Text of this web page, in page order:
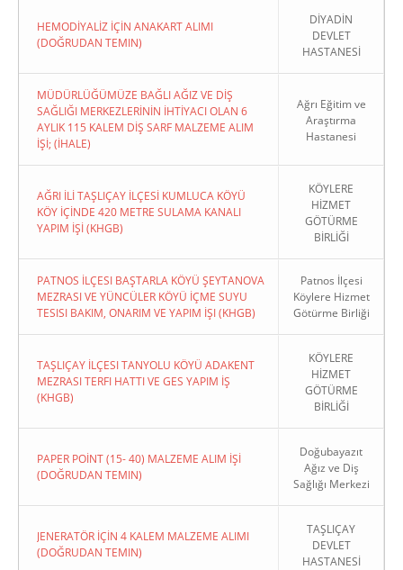
HEMODİYALİZ İÇİN ANAKART ALIMI
(DOĞRUDAN TEMIN)
DİYADİN
DEVLET
HASTANESİ
MÜDÜRLÜĞÜMÜZE BAĞLI AĞIZ VE DİŞ
SAĞLIĞI MERKEZLERİNİN İHTİYACI OLAN 6
AYLIK 115 KALEM DİŞ SARF MALZEME ALIM
İŞİ; (İHALE)
Ağrı Eğitim ve
Araştırma
Hastanesi
AĞRI İLİ TAŞLIÇAY İLÇESİ KUMLUCA KÖYÜ
KÖY İÇİNDE 420 METRE SULAMA KANALI
YAPIM İŞİ (KHGB)
KÖYLERE
HİZMET
GÖTÜRME
BİRLİĞİ
PATNOS İLÇESI BAŞTARLA KÖYÜ ŞEYTANOVA
MEZRASI VE YÜNCÜLER KÖYÜ İÇME SUYU
TESISI BAKIM, ONARIM VE YAPIM İŞI (KHGB)
Patnos İlçesi
Köylere Hizmet
Götürme Birliği
TAŞLIÇAY İLÇESI TANYOLU KÖYÜ ADAKENT
MEZRASI TERFI HATTI VE GES YAPIM İŞ
(KHGB)
KÖYLERE
HİZMET
GÖTÜRME
BİRLİĞİ
PAPER POİNT (15- 40) MALZEME ALIM İŞİ
(DOĞRUDAN TEMIN)
Doğubayazıt
Ağız ve Diş
Sağlığı Merkezi
JENERATÖR İÇİN 4 KALEM MALZEME ALIMI
(DOĞRUDAN TEMIN)
TAŞLIÇAY
DEVLET
HASTANESİ